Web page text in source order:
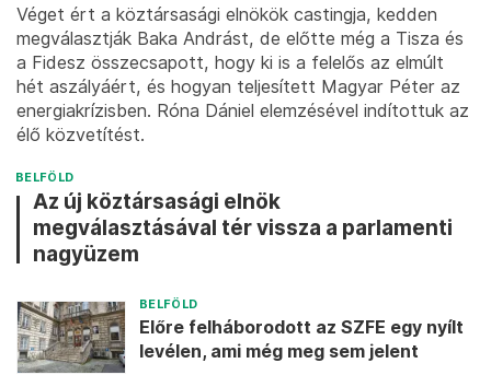
Véget ért a köztársasági elnökök castingja, kedden
megválasztják Baka Andrást, de előtte még a Tisza és
a Fidesz összecsapott, hogy ki is a felelős az elmúlt
hét aszályáért, és hogyan teljesített Magyar Péter az
energiakrízisben. Róna Dániel elemzésével indítottuk az
élő közvetítést.
BELFÖLD
Az új köztársasági elnök
megválasztásával tér vissza a parlamenti
nagyüzem
BELFÖLD
Előre felháborodott az SZFE egy nyílt
levélen, ami még meg sem jelent